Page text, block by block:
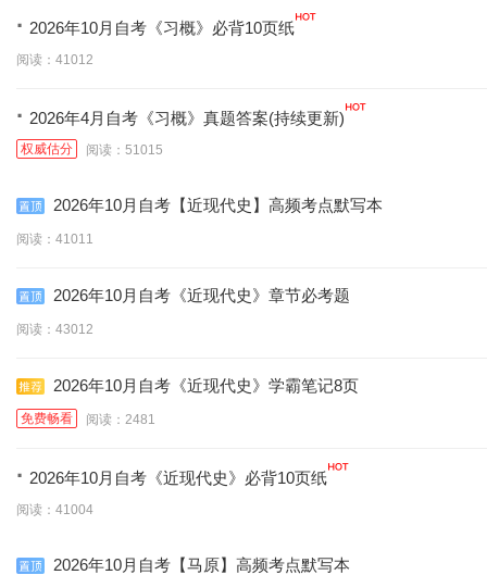
· 2026年10月自考《习概》必背10页纸
阅读：41012
· 2026年4月自考《习概》真题答案(持续更新)
权威估分 阅读：51015
2026年10月自考【近现代史】高频考点默写本
阅读：41011
2026年10月自考《近现代史》章节必考题
阅读：43012
2026年10月自考《近现代史》学霸笔记8页
免费畅看 阅读：2481
· 2026年10月自考《近现代史》必背10页纸
阅读：41004
2026年10月自考【马原】高频考点默写本